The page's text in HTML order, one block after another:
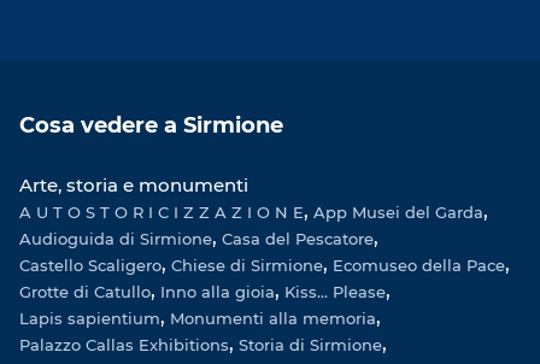
g
a
m
A
p
o
k
b
Cosa vedere a Sirmione
Arte, storia e monumenti
A U T O S T O R I C I Z Z A Z I O N E App Musei del Garda
Audioguida di Sirmione Casa del Pescatore
Castello Scaligero Chiese di Sirmione Ecomuseo della Pace
Grotte di Catullo Inno alla gioia
Kiss... Please
Lapis sapientium
Monumenti alla memoria
Palazzo Callas Exhibitions Storia di Sirmione